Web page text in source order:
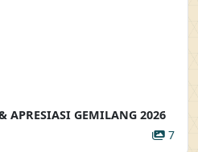
APRESIASI GEMILANG 2026
7